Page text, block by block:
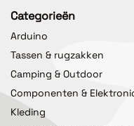
Categorieën
Arduino
Tassen & rugzakken
Camping & Outdoor
Componenten &
Kleding